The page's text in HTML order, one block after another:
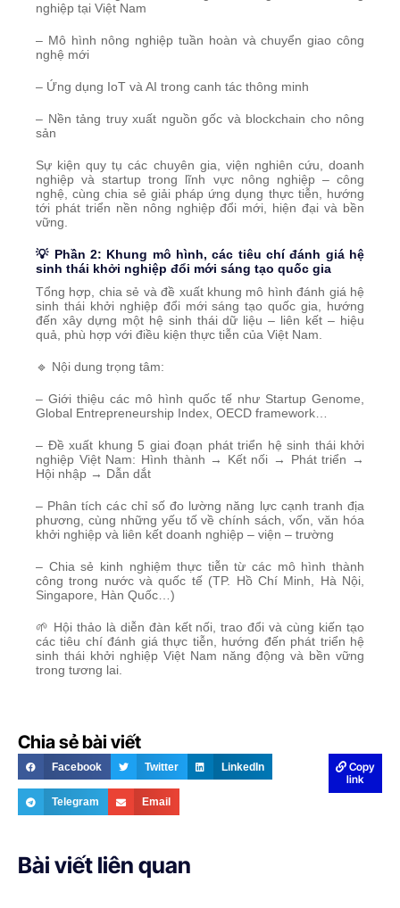
nghiệp tại Việt Nam
– Mô hình nông nghiệp tuần hoàn và chuyển giao công
nghệ mới
– Ứng dụng IoT và AI trong canh tác thông minh
– Nền tảng truy xuất nguồn gốc và blockchain cho nông
sản
Sự kiện quy tụ các chuyên gia, viện nghiên cứu, doanh
nghiệp và startup trong lĩnh vực nông nghiệp – công
nghệ, cùng chia sẻ giải pháp ứng dụng thực tiễn, hướng
tới phát triển nền nông nghiệp đổi mới, hiện đại và bền
vững.
💡 Phần 2: Khung mô hình, các tiêu chí đánh giá hệ
sinh thái khởi nghiệp đổi mới sáng tạo quốc gia
Tổng hợp, chia sẻ và đề xuất khung mô hình đánh giá hệ
sinh thái khởi nghiệp đổi mới sáng tạo quốc gia, hướng
đến xây dựng một hệ sinh thái dữ liệu – liên kết – hiệu
quả, phù hợp với điều kiện thực tiễn của Việt Nam.
🔹 Nội dung trọng tâm:
– Giới thiệu các mô hình quốc tế như Startup Genome,
Global Entrepreneurship Index, OECD framework…
– Đề xuất khung 5 giai đoạn phát triển hệ sinh thái khởi
nghiệp Việt Nam: Hình thành → Kết nối → Phát triển →
Hội nhập → Dẫn dắt
– Phân tích các chỉ số đo lường năng lực cạnh tranh địa
phương, cùng những yếu tố về chính sách, vốn, văn hóa
khởi nghiệp và liên kết doanh nghiệp – viện – trường
– Chia sẻ kinh nghiệm thực tiễn từ các mô hình thành
công trong nước và quốc tế (TP. Hồ Chí Minh, Hà Nội,
Singapore, Hàn Quốc…)
🌱 Hội thảo là diễn đàn kết nối, trao đổi và cùng kiến tạo
các tiêu chí đánh giá thực tiễn, hướng đến phát triển hệ
sinh thái khởi nghiệp Việt Nam năng động và bền vững
trong tương lai.
Chia sẻ bài viết
Facebook Twitter LinkedIn
Telegram Email
Copy
link
Bài viết liên quan